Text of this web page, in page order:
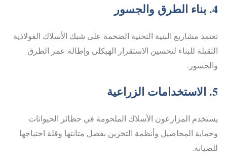
4. بناء الطرق والجسور
تعتمد مشاريع البنية التحتية الضخمة على شبك الأسلاك الفولاذية
الثقيلة للبناء لتحسين الاستقرار الهيكلي وإطالة عمر الطرق
والجسور.
5. الاستخدامات الزراعية
يستخدم المزارعون الأسلاك الملحومة في حظائر الحيوانات
وحماية المحاصيل وأنظمة التخزين بفضل متانتها وقلة احتياجها
للصيانة.